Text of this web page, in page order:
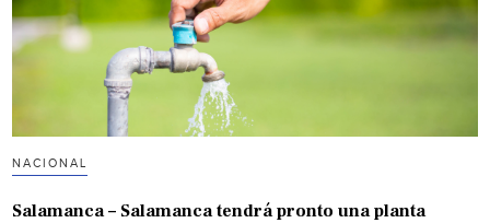
NACIONAL
Salamanca – Salamanca tendrá pronto una planta